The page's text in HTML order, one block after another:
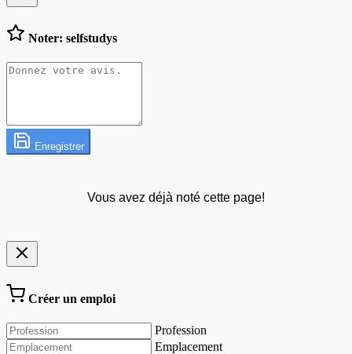
Noter: selfstudys
Enregistrer
Vous avez déjà noté cette page!
Créer un emploi
Profession
Emplacement